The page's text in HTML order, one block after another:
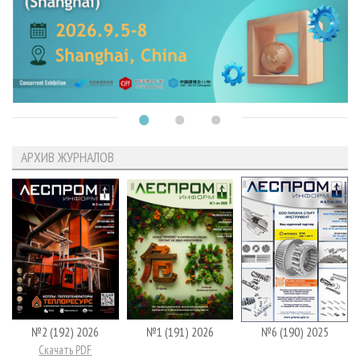
АРХИВ ЖУРНАЛОВ
№2 (192) 2026
Скачать PDF
№1 (191) 2026 №6 (190) 2025